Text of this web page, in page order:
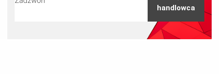
handlowca